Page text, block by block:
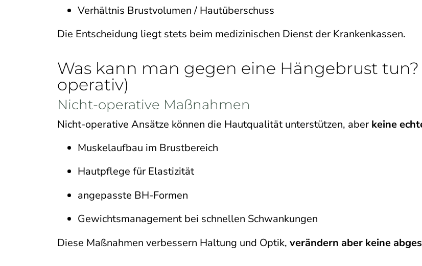
Verhältnis Brustvolumen / Hautüberschuss
Die Entscheidung liegt stets beim medizinischen Dienst der Krankenkassen.
Was kann man gegen eine Hängebrust
operativ)
Nicht-operative Maßnahmen
Nicht-operative Ansätze können die Hautqualität unterstützen, aber keine
Muskelaufbau im Brustbereich
Hautpflege für Elastizität
angepasste BH-Formen
Gewichtsmanagement bei schnellen Schwankungen
Diese Maßnahmen verbessern Haltung und Optik, verändern aber keine